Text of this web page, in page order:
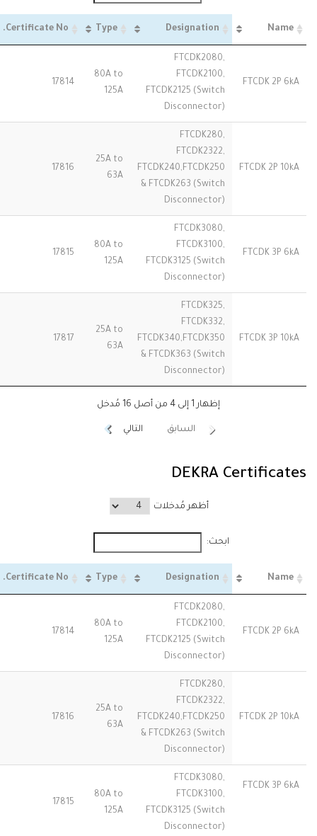
Name
Designation
Type
Certificate No.
FTCDK 2P 6kA
FTCDK2080,
FTCDK2100,
FTCDK2125 (Switch
Disconnector)
80A to
125A
17814
FTCDK 2P 10kA
FTCDK280,
FTCDK2322,
FTCDK240,FTCDK250
& FTCDK263 (Switch
Disconnector)
25A to
63A
17816
FTCDK 3P 6kA
FTCDK3080,
FTCDK3100,
FTCDK3125 (Switch
Disconnector)
80A to
125A
17815
FTCDK 3P 10kA
FTCDK325,
FTCDK332,
FTCDK340,FTCDK350
& FTCDK363 (Switch
Disconnector)
25A to
63A
17817
إظهار 1 إلى 4 من أصل 16 مُدخل
السابق التالي
DEKRA Certificates
أظهر مُدخلات
ابحث:
Name
Designation
Type
Certificate No.
FTCDK 2P 6kA
FTCDK2080,
FTCDK2100,
FTCDK2125 (Switch
Disconnector)
80A to
125A
17814
FTCDK 2P 10kA
FTCDK280,
FTCDK2322,
FTCDK240,FTCDK250
& FTCDK263 (Switch
Disconnector)
25A to
63A
17816
FTCDK 3P 6kA
FTCDK3080,
FTCDK3100,
FTCDK3125 (Switch
Disconnector)
80A to
125A
17815